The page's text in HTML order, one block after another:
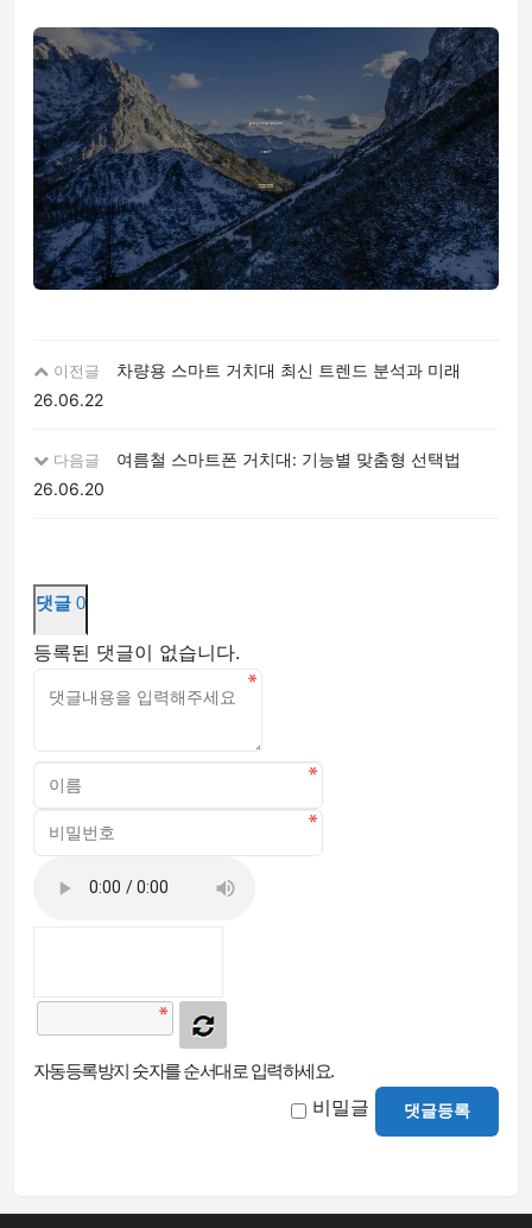
이전글
차량용 스마트 거치대 최신 트렌드 분석과 미래
26.06.22
다음글
여름철 스마트폰 거치대: 기능별 맞춤형 선택법
26.06.20
댓글 0
등록된 댓글이 없습니다.
자동등록방지 숫자를 순서대로 입력하세요.
비밀글 댓글등록